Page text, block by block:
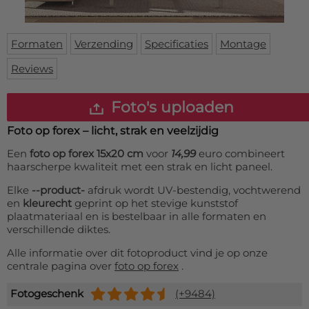
Deurmat
Vloermat
Skateboard deck
Over ons
Inloggen
WhatsApp
Formaten Verzending Specificaties
Montage
Reviews
Foto's uploaden
Foto op forex – licht, strak en veelzijdig
Een foto op forex 15x20 cm voor 14,99euro combineert
haarscherpe kwaliteit met een strak en licht paneel.
Elke --product- afdruk wordt UV-bestendig, vochtwerend
en kleurecht geprint op het stevige kunststof
plaatmateriaal en is bestelbaar in alle formaten en
verschillende diktes.
Alle informatie over dit fotoproduct vind je op onze
centrale pagina over foto op forex .
Fotogeschenk (+9484)